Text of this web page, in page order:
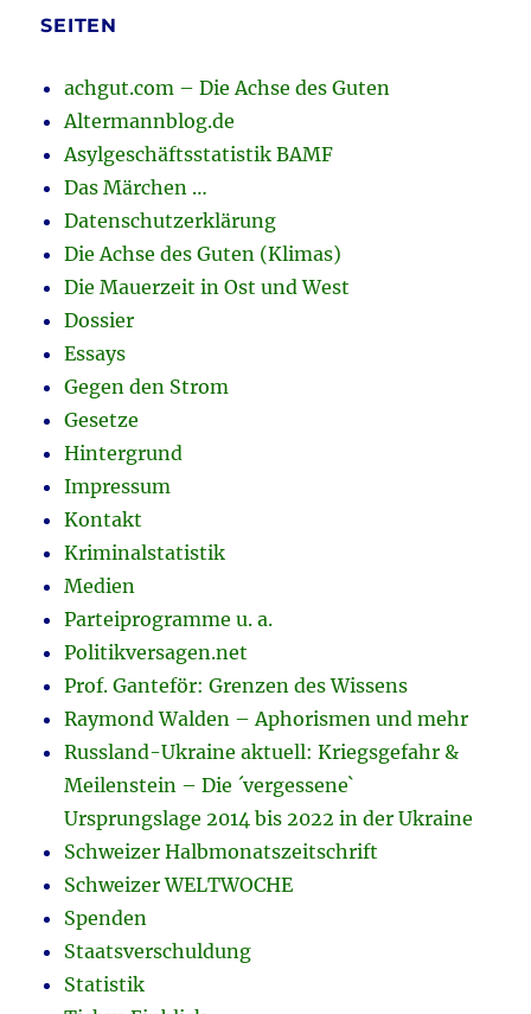
SEITEN
achgut.com – Die Achse des Guten
Altermannblog.de
Asylgeschäftsstatistik BAMF
Das Märchen …
Datenschutzerklärung
Die Achse des Guten (Klimas)
Die Mauerzeit in Ost und West
Dossier
Essays
Gegen den Strom
Gesetze
Hintergrund
Impressum
Kontakt
Kriminalstatistik
Medien
Parteiprogramme u. a.
Politikversagen.net
Prof. Ganteför: Grenzen des Wissens
Raymond Walden – Aphorismen und mehr
Russland-Ukraine aktuell: Kriegsgefahr &
Meilenstein – Die ´vergessene`
Ursprungslage 2014 bis 2022 in der Ukraine
Schweizer Halbmonatszeitschrift
Schweizer WELTWOCHE
Spenden
Staatsverschuldung
Statistik